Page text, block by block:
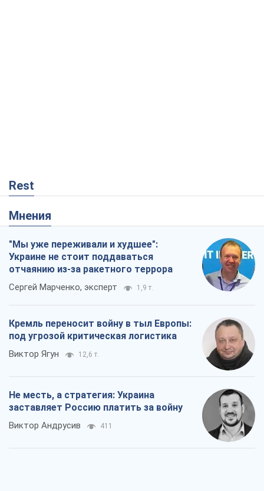
Rest
Мнения
"Мы уже переживали и худшее":
Украине не стоит поддаваться
отчаянию из-за ракетного террора
Сергей Марченко, эксперт 1,9 т.
Кремль переносит войну в тыл Европы:
под угрозой критическая логистика
Виктор Ягун 12,6 т.
Не месть, а стратегия: Украина
заставляет Россию платить за войну
Виктор Андрусив 411